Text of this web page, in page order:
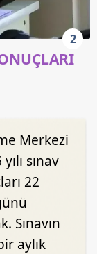
2
Merkezi
sınav
22
Sınavın
aylık